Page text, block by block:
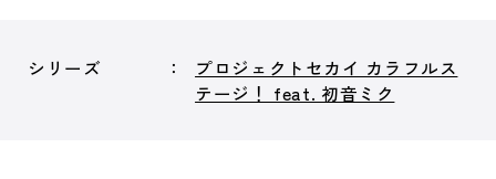
シリーズ
プロジェクトセカイ カラフルス
テージ！ feat. 初音ミク